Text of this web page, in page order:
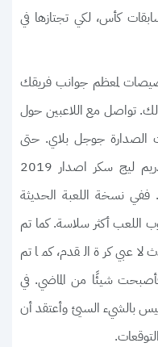
بإجمالي 6 اقسام و7 مسابقات كأس، لكي تجتازها في
لمعظم جوانب فريقك
تواصل مع اللاعبين حول
الصدارة جوجل بلاي. حتى
الضوابط هي نفسها. أكبر فرق بين دريم ليج سكر اصدار 2019
ففي نسخة اللعبة الحديثة
اللعب أكثر سلاسة. كما تم
لاعبي كرة القدم، كما تم
شيئًا من الماضي. في
ليس بالشيء السيئ وأعتقد أن